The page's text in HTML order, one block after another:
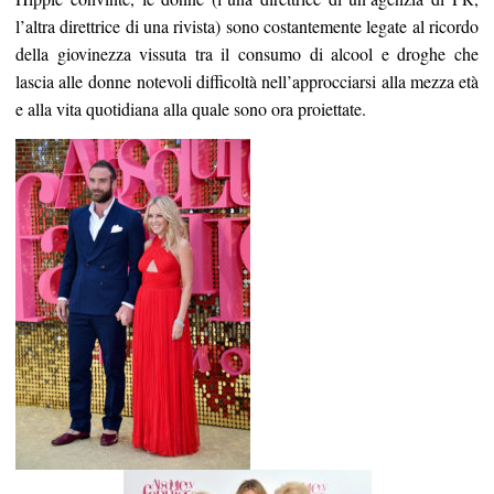
l’altra direttrice di una rivista) sono costantemente legate al ricordo
della giovinezza vissuta tra il consumo di alcool e droghe che
lascia alle donne notevoli difficoltà nell’approcciarsi alla mezza età
e alla vita quotidiana alla quale sono ora proiettate.